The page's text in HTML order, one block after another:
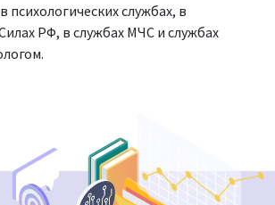
психологических службах, в
РФ, в службах МЧС и службах